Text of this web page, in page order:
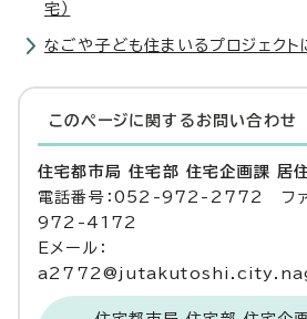
宅）
なごや子ども住まいるプロジェクト
このページに関する お問い合わせ
住宅都市局 住宅部 住宅企画課 居
電話番号：052-972-2772 ファ
972-4172
Eメール：